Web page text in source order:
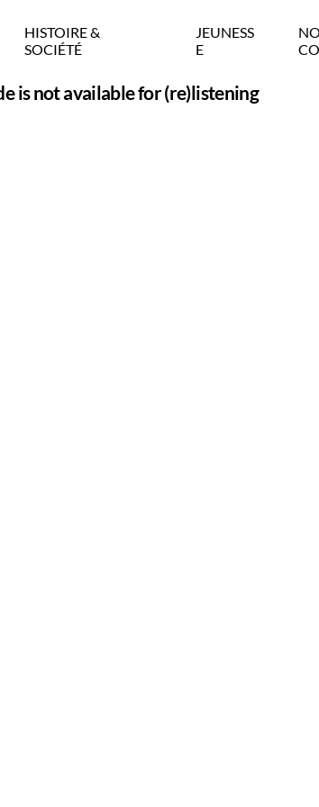
HISTOIRE &
SOCIÉTÉ
JEUNESS
E
is not available for (re)listening